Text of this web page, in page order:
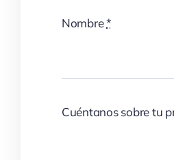
Nombre*
Cuéntanos sobre tu